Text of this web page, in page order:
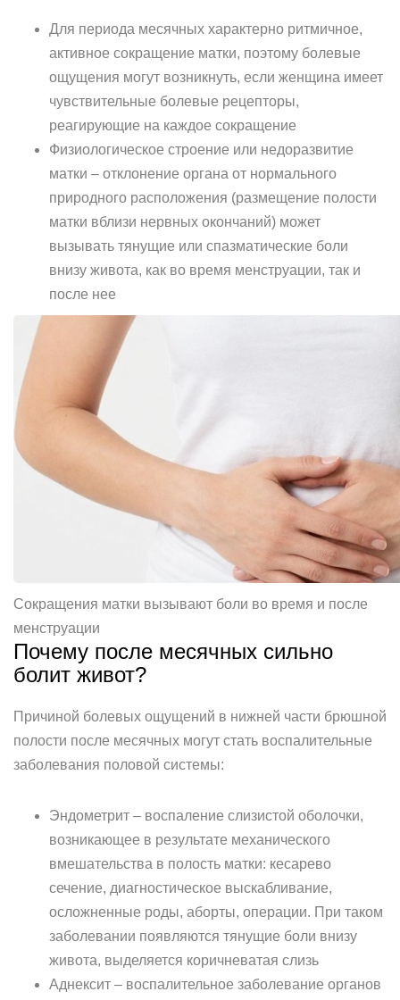
Для периода месячных характерно ритмичное,
активное сокращение матки, поэтому болевые
ощущения могут возникнуть, если женщина имеет
чувствительные болевые рецепторы,
реагирующие на каждое сокращение
Физиологическое строение или недоразвитие
матки – отклонение органа от нормального
природного расположения (размещение полости
матки вблизи нервных окончаний) может
вызывать тянущие или спазматические боли
внизу живота, как во время менструации, так и
после нее
Сокращения матки вызывают боли во время и после
менструации
Почему после месячных сильно
болит живот?
Причиной болевых ощущений в нижней части брюшной
полости после месячных могут стать воспалительные
заболевания половой системы:
Эндометрит – воспаление слизистой оболочки,
возникающее в результате механического
вмешательства в полость матки: кесарево
сечение, диагностическое выскабливание,
осложненные роды, аборты, операции. При таком
заболевании появляются тянущие боли внизу
живота, выделяется коричневатая слизь
Аднексит – воспалительное заболевание органов